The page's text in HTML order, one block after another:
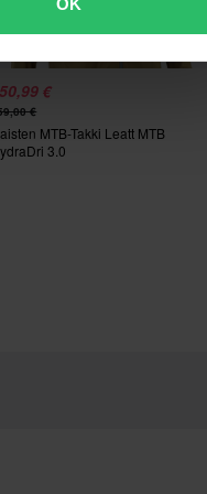
€
€
MTB-Takki Leatt MTB
3.0